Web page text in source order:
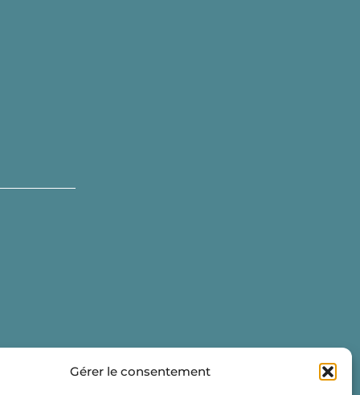
Gérer le consentement